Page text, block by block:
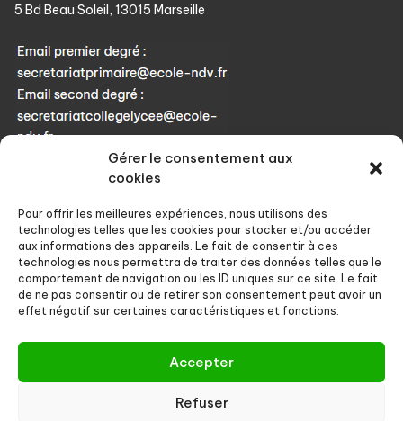
Gérer le consentement aux
cookies
Pour offrir les meilleures expériences, nous utilisons des
technologies telles que les cookies pour stocker et/ou accéder
aux informations des appareils. Le fait de consentir à ces
technologies nous permettra de traiter des données telles que le
comportement de navigation ou les ID uniques sur ce site. Le fait
de ne pas consentir ou de retirer son consentement peut avoir un
effet négatif sur certaines caractéristiques et fonctions.
Accepter
Refuser
5 Bd Beau Soleil, 13015 Marseille
Téléphone : 04 91 60 90 57
Ouverture : 8h00 à 17h30
Du lundi au vendredi